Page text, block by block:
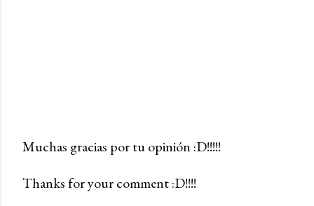
u
Muchas gracias por tu opinión :D!!!!!
Thanks for your comment :D!!!!